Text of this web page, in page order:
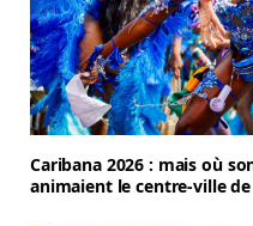
Caribana 2026 : mais où
animaient le centre-ville